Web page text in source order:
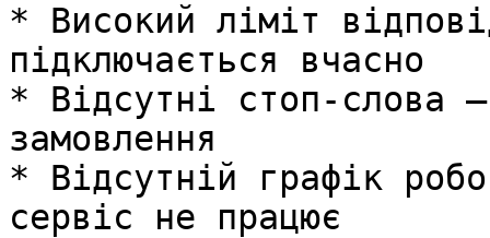
* Високий ліміт
підключається вчасно
* Відсутні стоп-слова
замовлення
* Відсутній графік
сервіс не працює